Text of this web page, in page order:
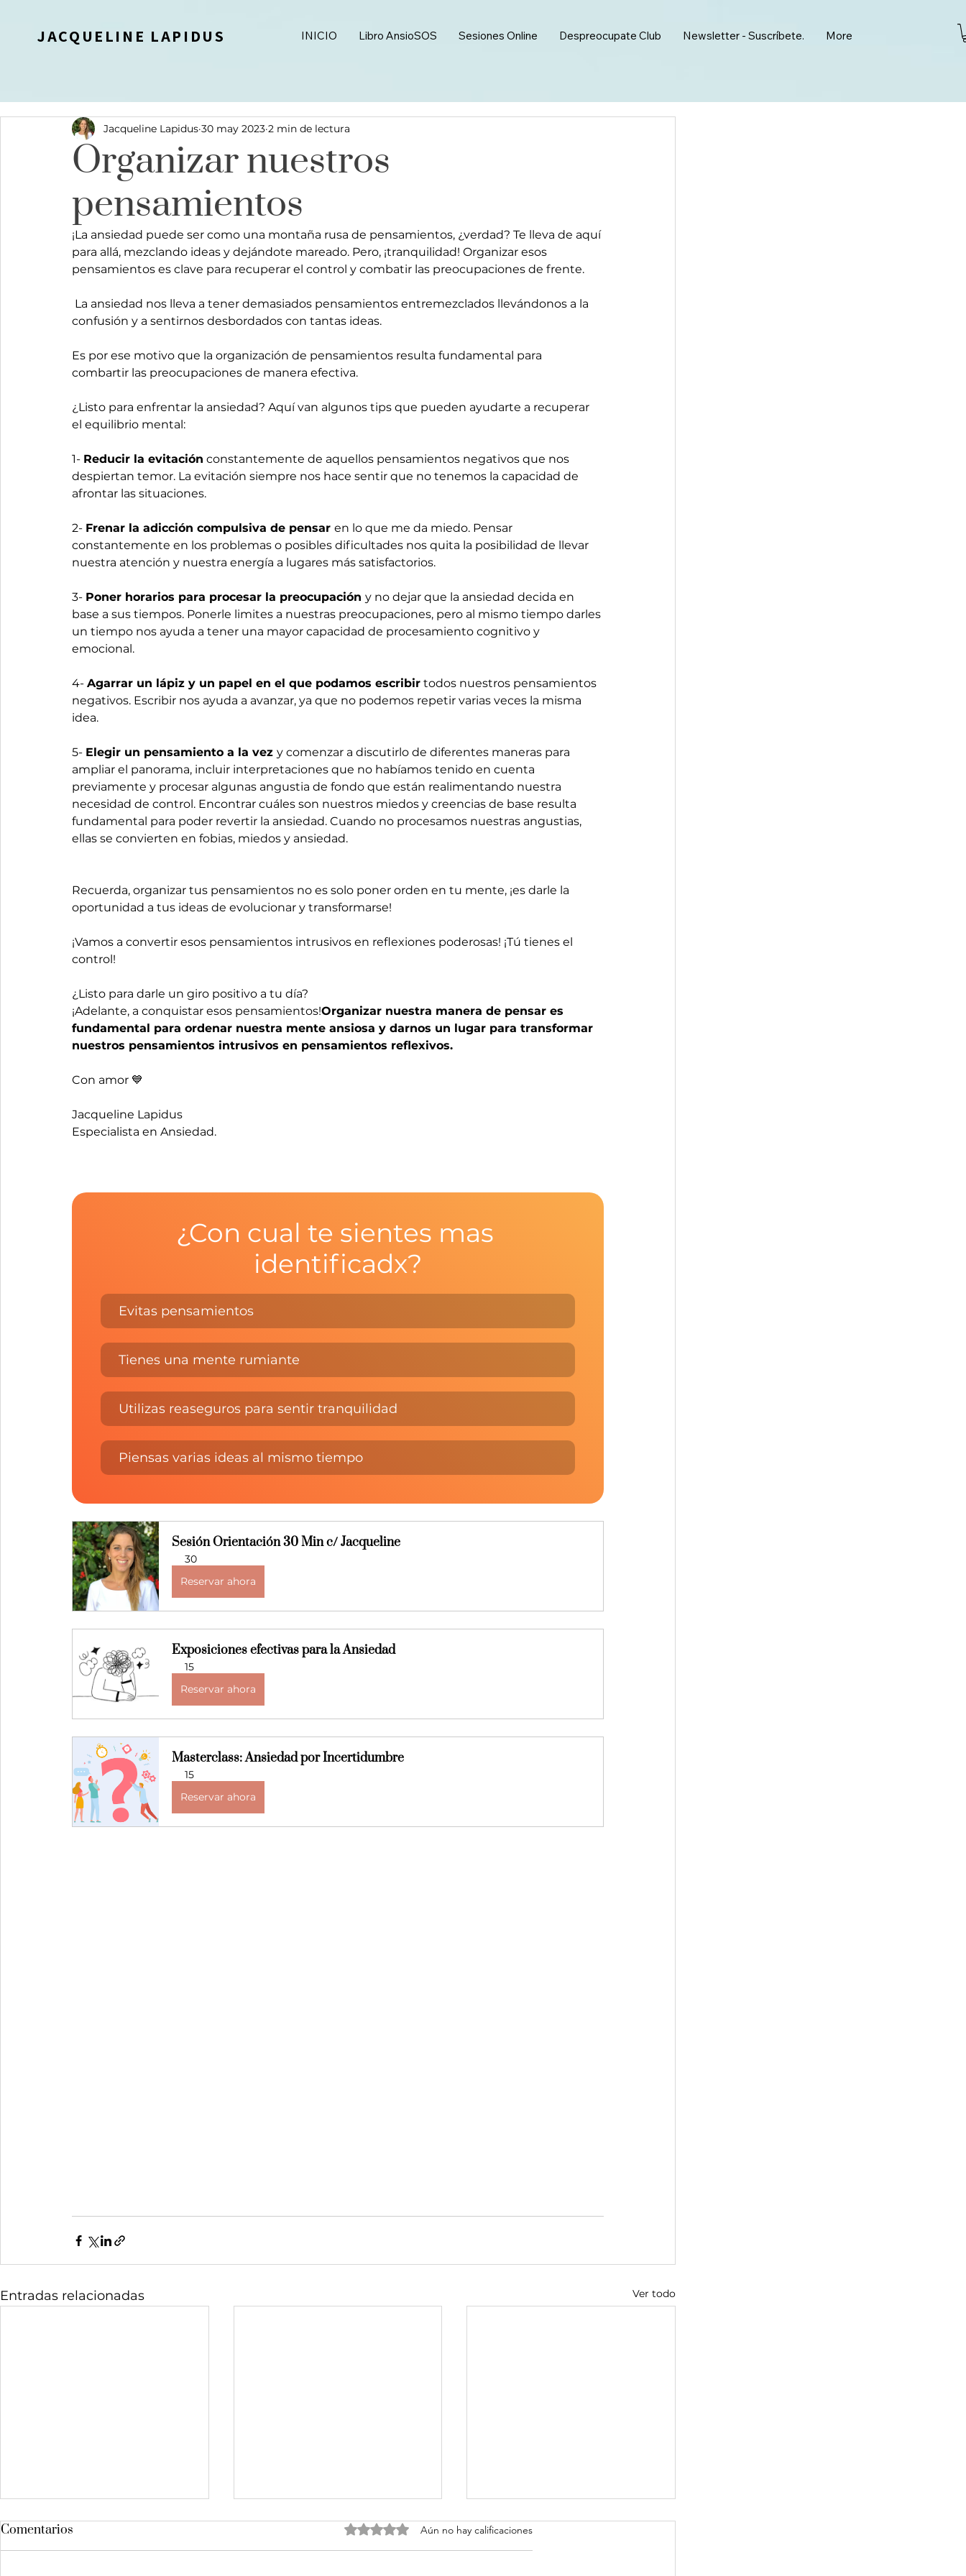
INICIO Libro AnsioSOS Sesiones Online Despreocupate Club Newsletter - Suscríbete. More
JACQUELINE LAPIDUS
Organizar nuestros
pensamientos
Jacqueline Lapidus 30 may 2023 2 min de lectura
¡La ansiedad puede ser como una montaña rusa de pensamientos, ¿verdad? Te lleva de aquí
para allá, mezclando ideas y dejándote mareado. Pero, ¡tranquilidad! Organizar esos
pensamientos es clave para recuperar el control y combatir las preocupaciones de frente.
confusión y a sentirnos desbordados con tantas ideas.
Es por ese motivo que la organización de pensamientos resulta fundamental para
combartir las preocupaciones de manera efectiva.
¿Listo para enfrentar la ansiedad? Aquí van algunos tips que pueden ayudarte a recuperar
el equilibrio mental:
1- Reducir la evitación constantemente de aquellos pensamientos negativos que nos
despiertan temor. La evitación siempre nos hace sentir que no tenemos la capacidad de
afrontar las situaciones.
2- Frenar la adicción compulsiva de pensar en lo que me da miedo. Pensar
constantemente en los problemas o posibles dificultades nos quita la posibilidad de llevar
nuestra atención y nuestra energía a lugares más satisfactorios.
3- Poner horarios para procesar la preocupación y no dejar que la ansiedad decida en
base a sus tiempos. Ponerle limites a nuestras preocupaciones, pero al mismo tiempo darles
un tiempo nos ayuda a tener una mayor capacidad de procesamiento cognitivo y
emocional.
4- Agarrar un lápiz y un papel en el que podamos escribir todos nuestros pensamientos
negativos. Escribir nos ayuda a avanzar, ya que no podemos repetir varias veces la misma
idea.
5- Elegir un pensamiento a la vez y comenzar a discutirlo de diferentes maneras para
ampliar el panorama, incluir interpretaciones que no habíamos tenido en cuenta
previamente y procesar algunas angustia de fondo que están realimentando nuestra
necesidad de control. Encontrar cuáles son nuestros miedos y creencias de base resulta
fundamental para poder revertir la ansiedad. Cuando no procesamos nuestras angustias,
ellas se convierten en fobias, miedos y ansiedad.
Recuerda, organizar tus pensamientos no es solo poner orden en tu mente, ¡es darle la
oportunidad a tus ideas de evolucionar y transformarse!
¡Vamos a convertir esos pensamientos intrusivos en reflexiones poderosas! ¡Tú tienes el
control!
¿Listo para darle un giro positivo a tu día?
¡Adelante, a conquistar esos pensamientos!Organizar nuestra manera de pensar es
fundamental para ordenar nuestra mente ansiosa y darnos un lugar para transformar
nuestros pensamientos intrusivos en pensamientos reflexivos.
Con amor 💙
Jacqueline Lapidus
Especialista en Ansiedad.
¿Con cual te sientes mas
identificadx?
Evitas pensamientos
Tienes una mente rumiante
Utilizas reaseguros para sentir tranquilidad
Piensas varias ideas al mismo tiempo
Sesión Orientación 30 Min c/ Jacqueline
30
Reservar ahora
Exposiciones efectivas para la Ansiedad
15
Reservar ahora
Masterclass: Ansiedad por Incertidumbre
15
Reservar ahora
Entradas relacionadas Ver todo
Comentarios Obtuvo 0 de 5 estrellas.Aún no hay calificaciones